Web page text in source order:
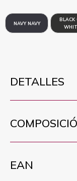
NAVY NAVY
BLACK
DETALLES
EAN